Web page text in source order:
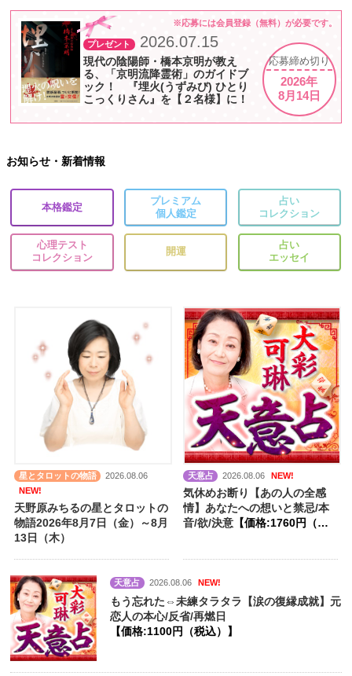
※応募には会員登録（無料）が必要です。
プレゼント 2026.07.15
現代の陰陽師・橋本京明が教え
る、「京明流降霊術」のガイドブ
ック！ 『埋火(うずみび) ひとり
こっくりさん』を【２名様】に！
応募締め切り
2026年
8月14日
お知らせ・新着情報
本格鑑定
プレミアム
個人鑑定
占い
コレクション
心理テスト
コレクション
開運
占い
エッセイ
星とタロットの物語
2026.08.06
NEW!
天野原みちるの星とタロットの
物語2026年8月7日（金）～8月
13日（木）
天意占 2026.08.06 NEW!
気休めお断り【あの人の全感
情】あなたへの想いと禁忌/本
音/欲/決意【価格:1760円（税
天意占 2026.08.06 NEW!
もう忘れた⇔未練タラタラ【涙の復縁成就】元
恋人の本心/反省/再燃日
【価格:1100円（税込）】